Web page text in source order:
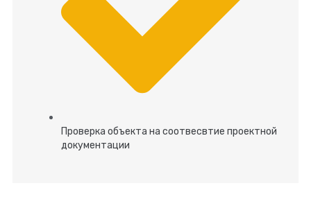
Проверка объекта на соотвесвтие проектной
документации